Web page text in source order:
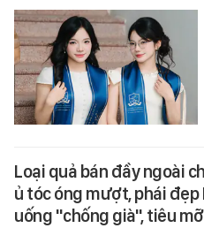
Loại quả bán đầy ngoài
ủ tóc óng mượt, phái đẹp
uống "chống già", tiêu